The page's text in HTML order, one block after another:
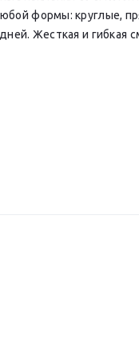
формы: круглые,
Жесткая и